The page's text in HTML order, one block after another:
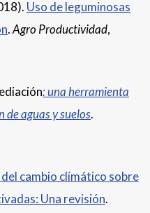
Uso de leguminosas
.Agro Productividad,
: una herramienta
aguas y suelos.
cambio climático sobre
Una revisión.